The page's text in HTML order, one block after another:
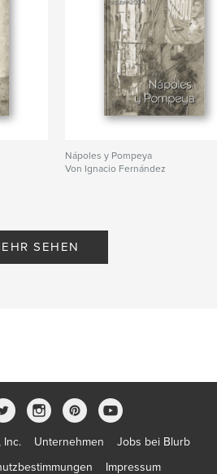
Nápoles y Pompeya
Von Ignacio Fernández
SEHEN
Inc. Unternehmen
Jobs bei Blurb
Impressum